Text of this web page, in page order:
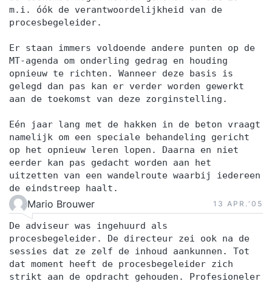
m.i. óók de verantwoordelijkheid van de
procesbegeleider.
Er staan immers voldoende andere punten op de
MT-agenda om onderling gedrag en houding
opnieuw te richten. Wanneer deze basis is
gelegd dan pas kan er verder worden gewerkt
aan de toekomst van deze zorginstelling.
Eén jaar lang met de hakken in de beton vraagt
namelijk om een speciale behandeling gericht
op het opnieuw leren lopen. Daarna en niet
eerder kan pas gedacht worden aan het
uitzetten van een wandelroute waarbij iedereen
de eindstreep haalt.
Mario Brouwer 13 APR.‘05
De adviseur was ingehuurd als
procesbegeleider. De directeur zei ook na de
sessies dat ze zelf de inhoud aankunnen. Tot
dat moment heeft de procesbegeleider zich
strikt aan de opdracht gehouden. Profesioneler